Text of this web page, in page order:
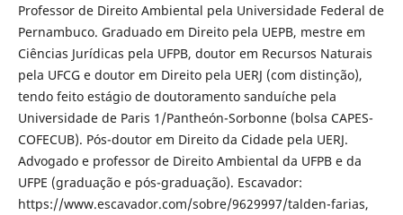
Professor de Direito Ambiental pela Universidade Federal de
Pernambuco. Graduado em Direito pela UEPB, mestre em
Ciências Jurídicas pela UFPB, doutor em Recursos Naturais
pela UFCG e doutor em Direito pela UERJ (com distinção),
tendo feito estágio de doutoramento sanduíche pela
Universidade de Paris 1/Pantheón-Sorbonne (bolsa CAPES-
COFECUB). Pós-doutor em Direito da Cidade pela UERJ.
Advogado e professor de Direito Ambiental da UFPB e da
UFPE (graduação e pós-graduação). Escavador:
https://www.escavador.com/sobre/9629997/talden-farias,